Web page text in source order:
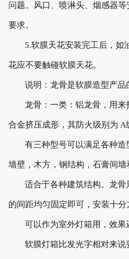
问题。风口、喷淋头、烟感器
要求。
5.软膜天花安装完工后，如
花应不要触碰软膜天花。
说明：龙骨是软膜造型产品
龙骨：一类：铝龙骨，用
合金挤压成形，其防火级别为 A
有三种型号可以满足各种
墙壁，木方，钢结构，石膏间墙
适合于各种建筑结构。龙
的间距均匀固定即可，安装十分
可以作为室外灯箱用，效果
软膜灯箱比发光字相对来说